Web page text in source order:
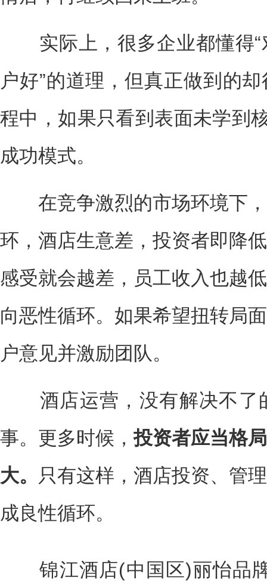
实际上，很多企业都懂得“
户好”的道理，但真正做到的
程中，如果只看到表面未学到
成功模式。
在竞争激烈的市场环境下，
环，酒店生意差，投资者即降
感受就会越差，员工收入也越
向恶性循环。如果希望扭转局
户意见并激励团队。
酒店运营，没有解决不了
事。更多时候，投资者应当格
大。
只有这样，酒店投资、管
成良性循环。
锦江酒店(中国区)丽怡品牌